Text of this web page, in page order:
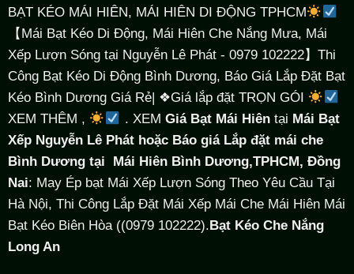
BẠT KÉO MÁI HIÊN, MÁI HIÊN DI ĐỘNG TPHCM
【Mái Bạt Kéo Di Động, Mái Hiên Che Nắng Mưa, Mái
Xếp Lượn Sóng tại Nguyễn Lê Phát - 0979 102222】Thi
Công Bạt Kéo Di Động Bình Dương, Báo Giá Lắp Đặt Bạt
Kéo Bình Dương Giá Rẻ| ❖Giá lắp đặt TRỌN GÓI
XEM THÊM ,
. XEM Giá Bạt Mái Hiêntại Mái Bạt
Xếp Nguyễn Lê Phát hoặc Báo giá Lắp đặt mái che
Bình Dương tại Mái Hiên Bình Dương,TPHCM, Đồng
Nai: May Ép bạt Mái Xếp Lượn Sóng Theo Yêu Cầu Tại
Hà Nội, Thi Công Lắp Đặt Mái Xếp Mái Che Mái Hiên Mái
Bạt Kéo Biên Hòa ((0979 102222).Bạt Kéo Che Nắng
Long An